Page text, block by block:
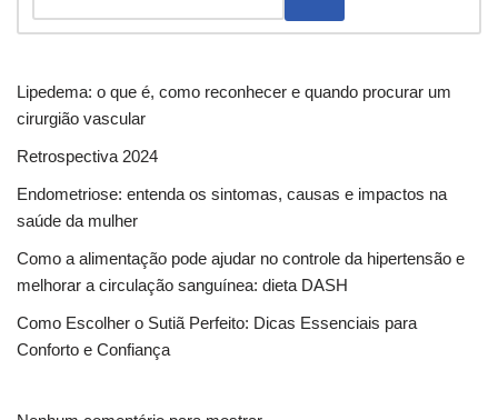
Lipedema: o que é, como reconhecer e quando procurar um
cirurgião vascular
Retrospectiva 2024
Endometriose: entenda os sintomas, causas e impactos na
saúde da mulher
Como a alimentação pode ajudar no controle da hipertensão e
melhorar a circulação sanguínea: dieta DASH
Como Escolher o Sutiã Perfeito: Dicas Essenciais para
Conforto e Confiança